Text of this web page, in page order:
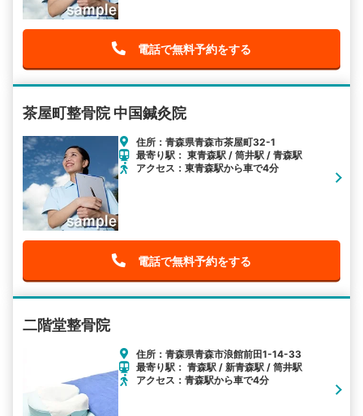
電話で無料予約をする
茶屋町整骨院 中国鍼灸院
住所：青森県青森市茶屋町32-1
最寄り駅： 東青森駅 / 筒井駅 / 青森駅
アクセス：東青森駅から車で4分
電話で無料予約をする
二階堂整骨院
住所：青森県青森市浪館前田1-14-33
最寄り駅： 青森駅 / 新青森駅 / 筒井駅
アクセス：青森駅から車で4分